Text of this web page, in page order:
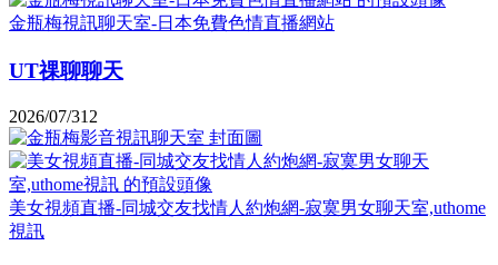
金瓶梅視訊聊天室-日本免費色情直播網站
UT祼聊聊天
2026/07/31 2
美女視頻直播-同城交友找情人約炮網-寂寞男女聊天室,uthome
視訊